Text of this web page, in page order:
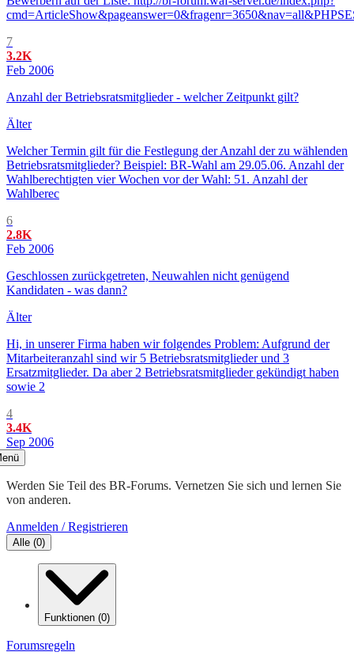
7
3.2K
Feb 2006
Anzahl der Betriebsratsmitglieder - welcher Zeitpunkt gilt?
Älter
Welcher Termin gilt für die Festlegung der Anzahl der zu wählenden
Betriebsratsmitglieder? Beispiel: BR-Wahl am 29.05.06. Anzahl der
Wahlberechtigten vier Wochen vor der Wahl: 51. Anzahl der
Wahlberec
6
2.8K
Feb 2006
Geschlossen zurückgetreten, Neuwahlen nicht genügend
Kandidaten - was dann?
Älter
Hi, in unserer Firma haben wir folgendes Problem: Aufgrund der
Mitarbeiteranzahl sind wir 5 Betriebsratsmitglieder und 3
Ersatzmitglieder. Da aber 2 Betriebsratsmitglieder gekündigt haben
sowie 2
4
3.4K
Sep 2006
Werden Sie Teil des BR-Forums. Vernetzen Sie sich und lernen Sie
von anderen.
Anmelden / Registrieren
Alle (0)
Funktionen (0)
Forumsregeln